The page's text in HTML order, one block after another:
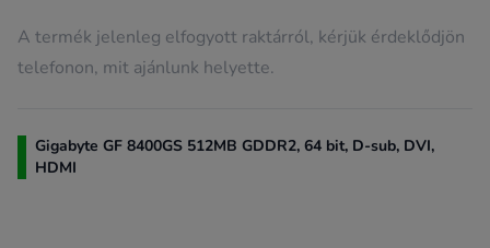
A termék jelenleg elfogyott raktárról, kérjük érdeklődjön
telefonon, mit ajánlunk helyette.
Gigabyte GF 8400GS 512MB GDDR2, 64 bit, D-sub, DVI,
HDMI